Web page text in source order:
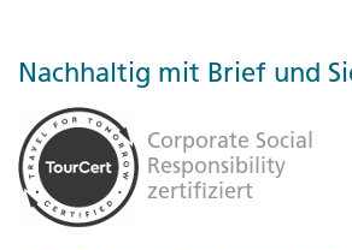
Nachhaltig mit Brief und